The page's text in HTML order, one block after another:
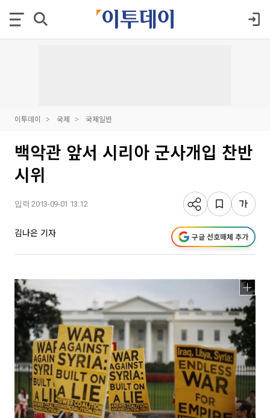
이투데이 국제 국제일반
백악관 앞서 시리아 군사개입 찬반
시위
입력 2013-09-01 13:12
김나은 기자 구글 선호매체 추가